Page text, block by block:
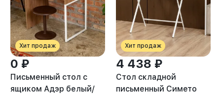
Хит продаж
0 ₽
Письменный стол с
ящиком Адэр белый/
Хит продаж
4 438 ₽
Стол складной
письменный Симетo